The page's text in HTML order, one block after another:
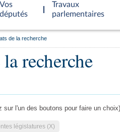
Vos
députés
Travaux
parlementaires
de la recherche
recherche
sur l'un des boutons pour faire un choix)
législatures (X)